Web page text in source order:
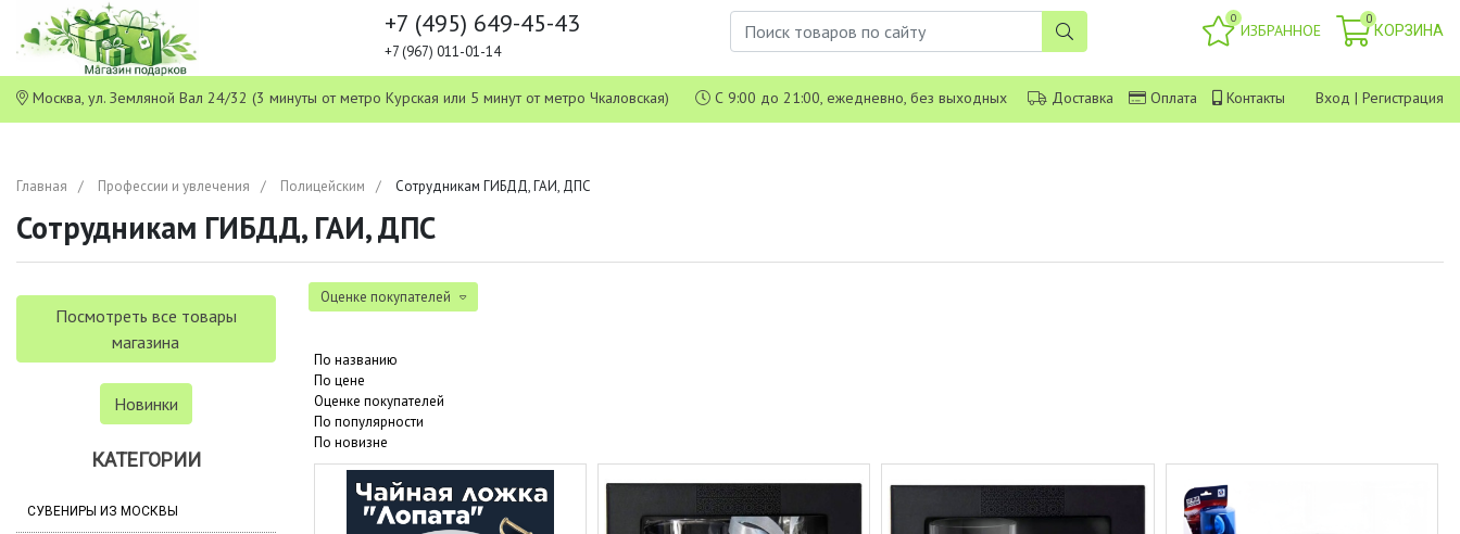
+7 (495) 649-45-43
+7 (967) 011-01-14
0
ИЗБРАННОЕ
0
КОРЗИНА
Москва, ул. Земляной Вал 24/32 (3 минуты от метро Курская или 5 минут от метро Чкаловская) С 9:00 до 21:00, ежедневно, без выходных Доставка Оплата Контакты Вход | Регистрация
Главная Профессии и увлечения Полицейским Сотрудникам ГИБДД, ГАИ, ДПС
Сотрудникам ГИБДД, ГАИ, ДПС
Посмотреть все товары
магазина
Новинки
КАТЕГОРИИ
СУВЕНИРЫ ИЗ МОСКВЫ
Оценке покупателей
По названию
По цене
Оценке покупателей
По популярности
По новизне